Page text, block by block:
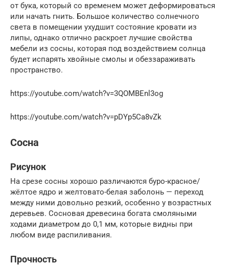
от бука, который со временем может деформироваться
или начать гнить. Большое количество солнечного
света в помещении ухудшит состояние кровати из
липы, однако отлично раскроет лучшие свойства
мебели из сосны, которая под воздействием солнца
будет испарять хвойные смолы и обеззараживать
пространство.
https://youtube.com/watch?v=3QOMBEnl3og
https://youtube.com/watch?v=pDYp5Ca8vZk
Сосна
Рисунок
На срезе сосны хорошо различаются буро-красное/
жёлтое ядро и желтовато-белая заболонь — переход
между ними довольно резкий, особенно у возрастных
деревьев. Сосновая древесина богата смоляными
ходами диаметром до 0,1 мм, которые видны при
любом виде распиливания.
Прочность